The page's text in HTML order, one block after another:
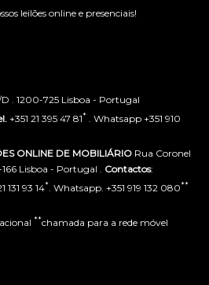
leilões online e presenciais!
. 1200-725 Lisboa - Portugal
+351 21 395 47 81* . Whatsapp +351 910
ONLINE DE MOBILIÁRIO Rua Coronel
Lisboa - Portugal . Contactos:
131 93 14* . Whatsapp. +351 919 132 080**
**chamada para a rede móvel